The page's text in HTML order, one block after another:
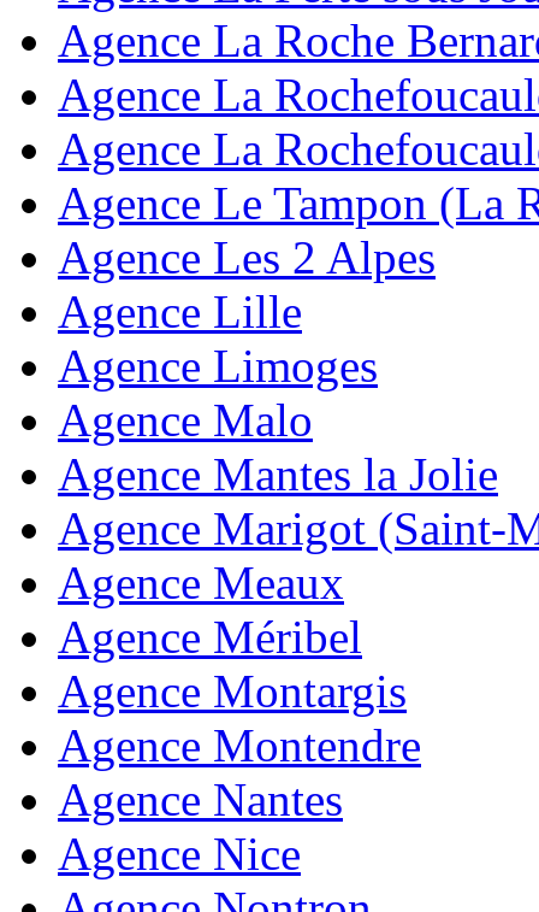
Agence La Roche
Agence La
Agence La
Agence Le Tampon (La
Agence Les 2 Alpes
Agence Lille
Agence Limoges
Agence Malo
Agence Mantes la Jolie
Agence Marigot (Saint-
Agence Meaux
Agence Méribel
Agence Montargis
Agence Montendre
Agence Nantes
Agence Nice